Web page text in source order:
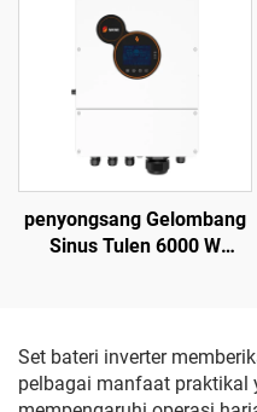
penyongsang Gelombang
Sinus Tulen 6000 W
Set bateri inverter
pelbagai manfaat praktikal